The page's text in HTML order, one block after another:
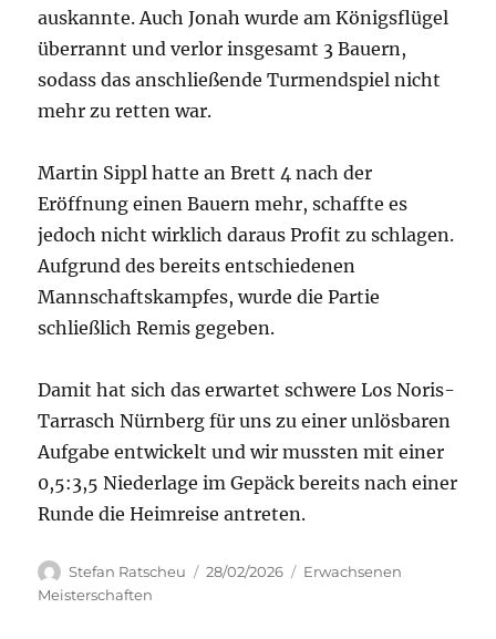
auskannte. Auch Jonah wurde am Königsflügel
überrannt und verlor insgesamt 3 Bauern,
sodass das anschließende Turmendspiel nicht
mehr zu retten war.
Martin Sippl hatte an Brett 4 nach der
Eröffnung einen Bauern mehr, schaffte es
jedoch nicht wirklich daraus Profit zu schlagen.
Aufgrund des bereits entschiedenen
Mannschaftskampfes, wurde die Partie
schließlich Remis gegeben.
Damit hat sich das erwartet schwere Los Noris-
Tarrasch Nürnberg für uns zu einer unlösbaren
Aufgabe entwickelt und wir mussten mit einer
0,5:3,5 Niederlage im Gepäck bereits nach einer
Runde die Heimreise antreten.
Autor
Stefan Ratscheu
Veröffentlicht
28/02/2026 Kategorien
Erwachsenen
Meisterschaften